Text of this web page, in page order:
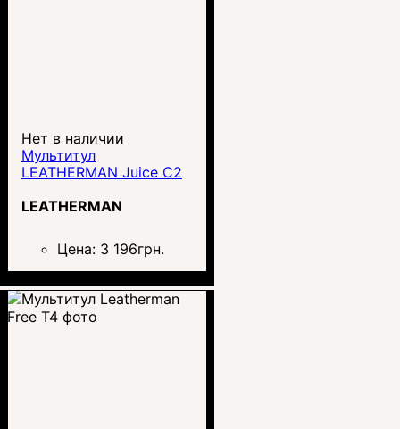
Нет в наличии
Мультитул
LEATHERMAN Juice C2
LEATHERMAN
Цена: 3 196грн.